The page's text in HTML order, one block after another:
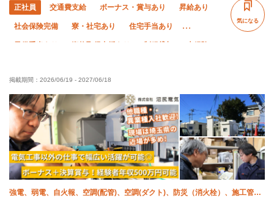
正社員 交通費支給 ボーナス・賞与あり 昇給あり
社会保険完備 寮・社宅あり 住宅手当あり
子供手当あり 資格取得支援あり 制服貸与 未経験OK
直帰・直行OK 夏季休暇
車・バイク通勤OK 転勤なし
気になる
掲載期間： 2026/06/19 - 2027/06/18
強電、弱電、自火報、空調(配管)、空調(ダクト)、防災（消火栓）、施工管理